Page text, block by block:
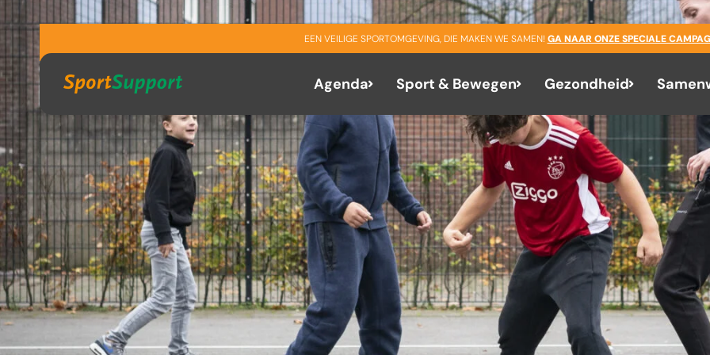
Sla navigatie over EEN VEILIGE SPORTOMGEVING, DIE MAKEN WE SAMEN! GA NAAR ONZE SPECIALE
Agenda Sport & Bewegen Gezondheid